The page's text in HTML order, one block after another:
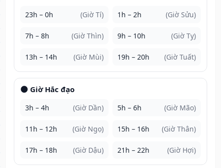
23h – 0h (Giờ Tí) 1h – 2h (Giờ Sửu)
7h – 8h (Giờ Thìn) 9h – 10h (Giờ Tỵ)
13h – 14h (Giờ Mùi) 19h – 20h (Giờ Tuất)
🌑 Giờ Hắc đạo
3h – 4h (Giờ Dần) 5h – 6h (Giờ Mão)
11h – 12h (Giờ Ngọ) 15h – 16h (Giờ Thân)
17h – 18h (Giờ Dậu) 21h – 22h (Giờ Hợi)